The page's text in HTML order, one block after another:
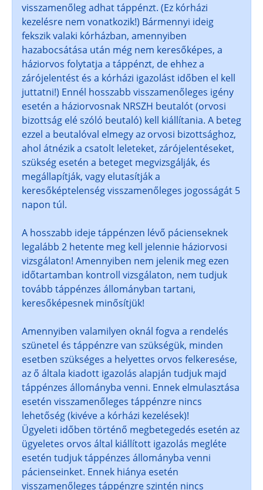
visszamenőleg adhat táppénzt. (Ez kórházi
kezelésre nem vonatkozik!) Bármennyi ideig
fekszik valaki kórházban, amennyiben
hazabocsátása után még nem keresőképes, a
háziorvos folytatja a táppénzt, de ehhez a
zárójelentést és a kórházi igazolást időben el kell
juttatni!) Ennél hosszabb visszamenőleges igény
esetén a háziorvosnak NRSZH beutalót (orvosi
bizottság elé szóló beutaló) kell kiállítania. A beteg
ezzel a beutalóval elmegy az orvosi bizottsághoz,
ahol átnézik a csatolt leleteket, zárójelentéseket,
szükség esetén a beteget megvizsgálják, és
megállapítják, vagy elutasítják a
keresőképtelenség visszamenőleges jogosságát 5
napon túl.
A hosszabb ideje táppénzen lévő pácienseknek
legalább 2 hetente meg kell jelennie háziorvosi
vizsgálaton! Amennyiben nem jelenik meg ezen
időtartamban kontroll vizsgálaton, nem tudjuk
tovább táppénzes állományban tartani,
keresőképesnek minősítjük!
Amennyiben valamilyen oknál fogva a rendelés
szünetel és táppénzre van szükségük, minden
esetben szükséges a helyettes orvos felkeresése,
az ő általa kiadott igazolás alapján tudjuk majd
táppénzes állományba venni. Ennek elmulasztása
esetén visszamenőleges táppénzre nincs
lehetőség (kivéve a kórházi kezelések)!
Ügyeleti időben történő megbetegedés esetén az
ügyeletes orvos által kiállított igazolás megléte
esetén tudjuk táppénzes állományba venni
pácienseinket. Ennek hiánya esetén
visszamenőleges táppénzre szintén nincs